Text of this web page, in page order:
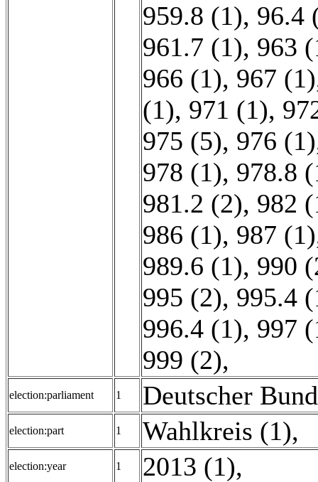
959.8 (1), 96.4
961.7 (1), 963
966 (1), 967 (1)
(1), 971 (1),
975 (5), 976 (1)
978 (1), 978.8
981.2 (2), 982
986 (1), 987 (1)
989.6 (1), 990
995 (2), 995.4
996.4 (1), 997
999 (2),
election:parliament 1 Deutscher
election:part 1 Wahlkreis (1),
election:year 1 2013 (1),